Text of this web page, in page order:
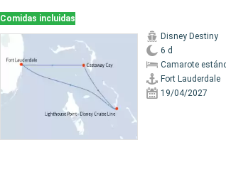
Comidas incluidas
Disney Destiny
6 d
Camarote
Fort Lauderdale
19/04/2027